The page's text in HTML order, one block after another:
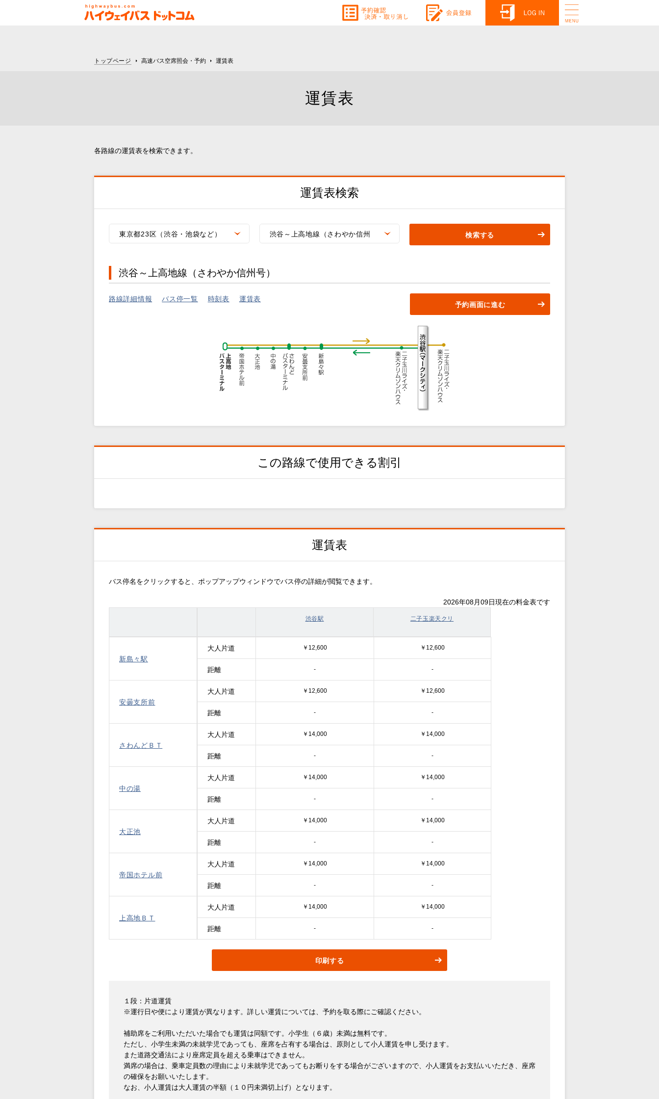
トップページ 高速バス空席照会・予約 運賃表
運賃表
各路線の運賃表を検索できます。
運賃表検索
東京都23区（渋谷・池袋など） 渋谷～上高地線（さわやか信州 検索する
渋谷～上高地線（さわやか信州号）
路線詳細情報 バス停一覧 時刻表 運賃表
予約画面に進む
この路線で使用できる割引
運賃表
バス停名をクリックすると、ポップアップウィンドウでバス停の詳細が閲覧できます。
2026年08月09日現在の料金表です
渋谷駅 二子玉楽天クリ
新島々駅
安曇支所前
さわんどＢＴ
中の湯
大正池
帝国ホテル前
上高地ＢＴ
大人片道
距離
大人片道
距離
大人片道
距離
大人片道
距離
大人片道
距離
大人片道
距離
大人片道
距離
￥12,600 ￥12,600
- -
￥12,600 ￥12,600
- -
￥14,000 ￥14,000
- -
￥14,000 ￥14,000
- -
￥14,000 ￥14,000
- -
￥14,000 ￥14,000
- -
￥14,000 ￥14,000
- -
印刷する
１段：片道運賃
※運行日や便により運賃が異なります。詳しい運賃については、予約を取る際にご確認ください。
補助席をご利用いただいた場合でも運賃は同額です。小学生（６歳）未満は無料です。
ただし、小学生未満の未就学児であっても、座席を占有する場合は、原則として小人運賃を申し受けます。
また道路交通法により座席定員を超える乗車はできません。
満席の場合は、乗車定員数の理由により未就学児であってもお断りをする場合がございますので、小人運賃をお支払いいただき、座席
の確保をお願いいたします。
なお、小人運賃は大人運賃の半額（１０円未満切上げ）となります。